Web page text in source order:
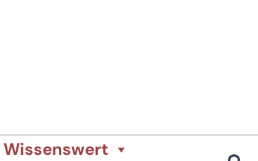
Wissenswert